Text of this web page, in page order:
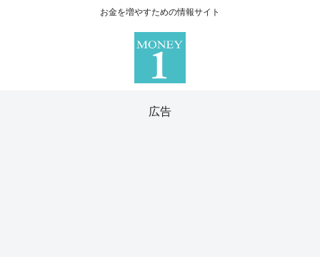
お金を増やすための情報サイト
広告